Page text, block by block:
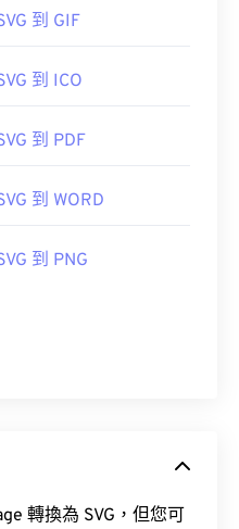
或 萬維網聯盟 (W3C)
svg-file-
到 GIF
到 ICO
到 PDF
到 WORD
到 PNG